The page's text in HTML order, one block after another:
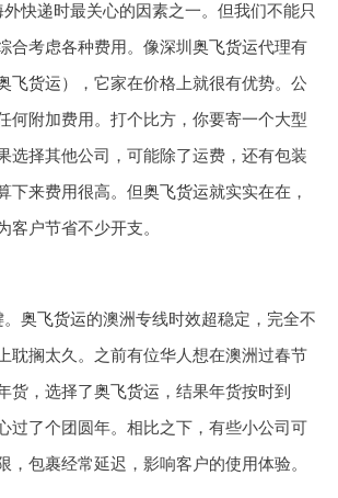
快递时最关心的因素之一。但我们不能只
合考虑各种费用。像深圳 奥飞货运代理有
飞货运），它家在价格上就很有优势。公
何附加费用。打个比方，你要寄一个大型
选择其他公司，可能除了运费，还有包装
下来费用很高。但奥飞货运就实实在在，
客户节省不少开支。
奥飞货运的澳洲专线时效超稳定，完全不
耽搁太久。之前有位华人想在澳洲过春节
货，选择了奥飞货运 ，结果年货按时到
过了个团圆年。相比之下，有些小公司可
，包裹经常延迟，影响客户的使用体验。